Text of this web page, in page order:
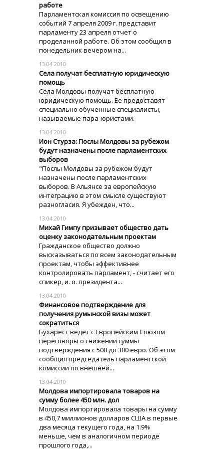
работе
Парламентская комиссия по освещению
событий 7 апреля 2009 г. представит
парламенту 23 апреля отчет о
проделанной работе. Об этом сообщил в
понедельник вечером на...
13.04.2010
Села получат бесплатную юридическую
помощь
Села Молдовы получат бесплатную
юридическую помощь. Ее предоставят
специально обученные специалисты,
называемые пара-юристами.
13.04.2010
Ион Стурза: Послы Молдовы за рубежом
будут назначены после парламентских
выборов
"Послы Молдовы за рубежом будут
назначены после парламентских
выборов. В Альянсе за европейскую
интеграцию в этом смысле существуют
разногласия. Я убежден, что...
13.04.2010
Михай Гимпу призывает общество дать
оценку законодательным проектам
Гражданское общество должно
высказываться по всем законодательным
проектам, чтобы эффективнее
контролировать парламент, - считает его
спикер, и. о. президента...
13.04.2010
Финансовое подтверждение для
получения румынской визы может
сократиться
Бухарест ведет с Европейским Союзом
переговоры о снижении суммы
подтверждения с 500 до 300 евро. Об этом
сообщил председатель парламентской
комиссии по внешней...
13.04.2010
Молдова импортировала товаров на
сумму более 450 млн. дол
Молдова импортировала товары на сумму
в 450,7 миллионов долларов США в первые
два месяца текущего года, на 1.9%
меньше, чем в аналогичном периоде
прошлого года,...